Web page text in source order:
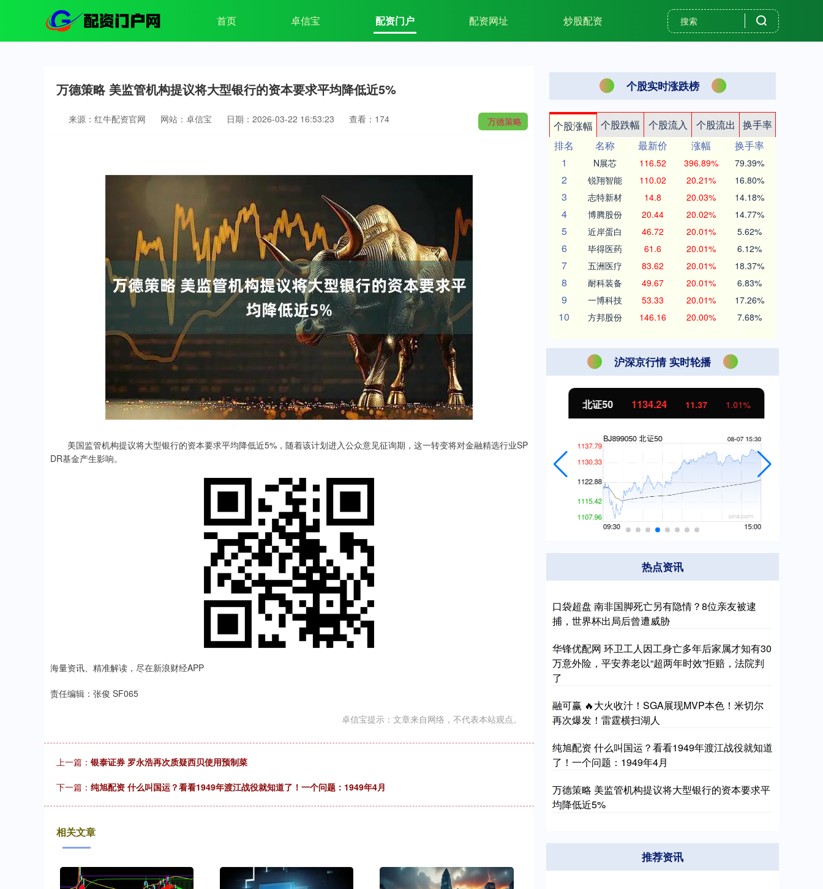
首页 卓信宝 配资门户 配资网址 炒股配资
万德策略 美监管机构提议将大型银行的资本要求平均降低近5%
万德策略
来源：红牛配资官网 网站：卓信宝 日期：2026-03-22 16:53:23 查看：174
美国监管机构提议将大型银行的资本要求平均降低近5%，随着该计划进入公众意见征询期，这一转变将对金融精选行业SP
DR基金产生影响。
海量资讯、精准解读，尽在新浪财经APP
责任编辑：张俊 SF065
卓信宝提示：文章来自网络，不代表本站观点。
上一篇： 银泰证券 罗永浩再次质疑西贝使用预制菜
下一篇： 纯旭配资 什么叫国运？看看1949年渡江战役就知道了！一个问题：1949年4月
相关文章
个股实时涨跌榜
个股涨幅 个股跌幅 个股流入 个股流出
换手率
排名
名称 最新价 涨幅
换手率
1
N展芯 116.52 396.89% 79.39%
2 锐翔智能 110.02 20.21% 16.80%
3 志特新材 14.8 20.03% 14.18%
4 博腾股份 20.44 20.02% 14.77%
5 近岸蛋白 46.72 20.01% 5.62%
6 毕得医药 61.6 20.01% 6.12%
7 五洲医疗 83.62 20.01% 18.37%
8 耐科装备 49.67 20.01% 6.83%
9 一博科技 53.33 20.01% 17.26%
10 方邦股份 146.16 20.00% 7.68%
沪深京行情 实时轮播
深证成指 14311.01 200.89 1.42% 沪深300 4694.44 43.13 北证50 1134.24 11.37 1.01%
热点资讯
口袋超盘 南非国脚死亡另有隐情？8位亲友被逮
捕，世界杯出局后曾遭威胁
华锋优配网 环卫工人因工身亡多年后家属才知有30
万意外险，平安养老以“超两年时效”拒赔，法院判
了
融可赢 🔥大火收汁！SGA展现MVP本色！米切尔
再次爆发！雷霆横扫湖人
纯旭配资 什么叫国运？看看1949年渡江战役就知道
了！一个问题：1949年4月
万德策略 美监管机构提议将大型银行的资本要求平
均降低近5%
推荐资讯